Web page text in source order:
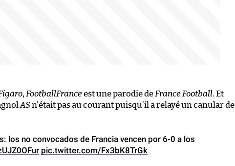
, FootballFranceest une parodie de France Football. Et
ASn’était pas au courant puisqu’il a relayé un canular de
los no convocados de Francia vencen por 6-0 a los
pic.twitter.com/Fx3bK8TrGk